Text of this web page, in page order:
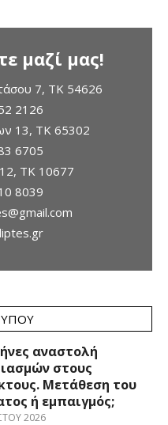
μαζί μας!
7, TK 54626
2126
13, ΤΚ 65302
6705
ΤΚ 10677
8039
αναστολή
στους
Μετάθεση του
ή εμπαιγμός;
2026